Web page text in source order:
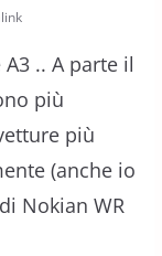
.. A parte il
più
più
(anche io
Nokian WR